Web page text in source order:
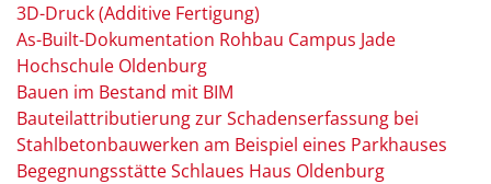
3D-Druck (Additive Fertigung)
As-Built-Dokumentation Rohbau Campus Jade
Hochschule Oldenburg
Bauen im Bestand mit BIM
Bauteilattributierung zur Schadenserfassung bei
Stahlbetonbauwerken am Beispiel eines Parkhauses
Begegnungsstätte Schlaues Haus Oldenburg